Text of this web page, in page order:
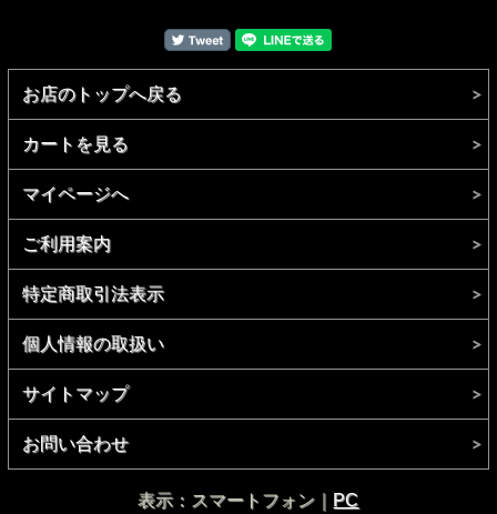
お店のトップへ戻る
カートを見る
マイページへ
ご利用案内
特定商取引法表示
個人情報の取扱い
サイトマップ
お問い合わせ
表示：スマートフォン｜ PC